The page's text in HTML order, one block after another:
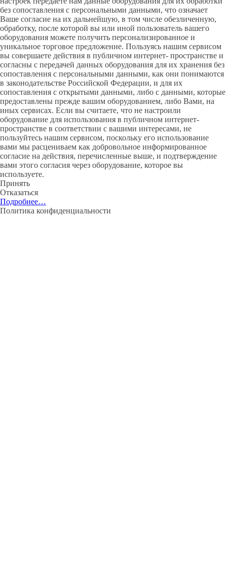
без сопоставления с персональными данными, что означает
Ваше согласие на их дальнейшую, в том числе обезличенную,
обработку, после которой вы или иной пользователь вашего
оборудования можете получить персонализированное и
уникальное торговое предложение. Пользуясь нашим сервисом
вы совершаете действия в публичном интернет- пространстве и
согласны с передачей данных оборудования для их хранения без
сопоставления с персональными данными, как они понимаются
в законодательстве Российской Федерации, и для их
сопоставления с открытыми данными, либо с данными, которые
предоставлены прежде вашим оборудованием, либо Вами, на
иных сервисах. Если вы считаете, что не настроили
оборудование для использования в публичном интернет-
пространстве в соответствии с вашими интересами, не
пользуйтесь нашим сервисом, поскольку его использование
вами мы расцениваем как добровольное информированное
согласие на действия, перечисленные выше, и подтверждение
вами этого согласия через оборудование, которое вы
используете.
Принять
Отказаться
Подробнее…
Политика конфиденциальности